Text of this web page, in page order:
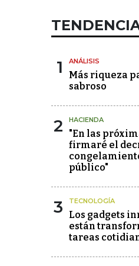
1 ANÁLISIS
Más riqueza
sabroso
2 HACIENDA
"En las
firmaré el
público"
3 TECNOLOGÍA
Los gadgets
están
tareas